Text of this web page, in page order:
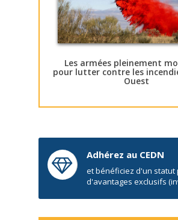
Les armées pleinement
pour lutter contre les
Ouest
Adhérez au CEDN
et bénéficiez d'un statut
d'avantages exclusifs